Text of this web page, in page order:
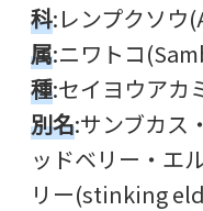
科:レンプクソウ
属:ニワトコ
種:セイヨウアカ
別名:サンブカス
ッドベリー・エ
リー(stinking